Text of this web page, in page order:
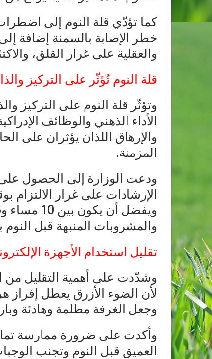
كما تؤدّي قلة النوم إلى
خطر الإصابة بالسمنة إضافة
والعقلية على غرار القلق،
قلة النوم تُؤثّر على التركيز
وتؤثّر قلة النوم على التركيز
الأداء الذهني والوظائف
والإرهاق اللذان يؤثران على
المزمنة.
ودعت الوزارة إلى الحصول
الإرشادات على غرار
والمشروبات المنبهة قبل النوم بـ 6 ساعات على
تقليل استخدام الأجهزة
وشدّدت على أهمية التقليل من
لأن الضوء الأزرق يعطل إفراز
وجعل الغرفة مظلمة وهادئة
وأكدت على ضرورة ممارسة
العميق قبل النوم وتجنب الوجبات